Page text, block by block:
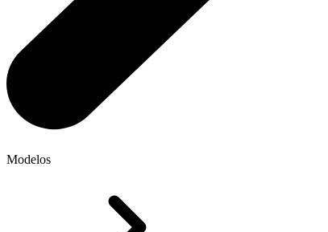
Modelos